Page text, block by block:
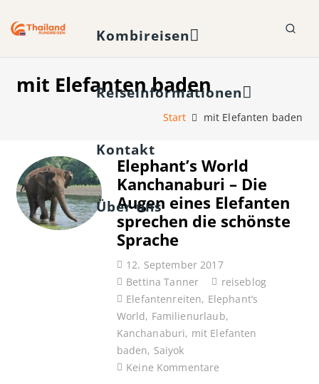
Kombireisen
Reiseinformationen
Kontakt
Über uns
mit Elefanten baden
Start mit Elefanten baden
Elephant’s World
Kanchanaburi – Die
Augen eines Elefanten
sprechen die schönste
Sprache
12. September 2017
Bettina Tanner
reiseblog
Elefantenreiten, Elephant’s
World, Familienurlaub,
Kanchanaburi, mit Elefanten
baden, Saiyok
Keine Kommentare